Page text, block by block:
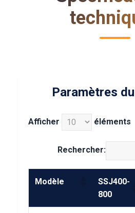
Paramètres
Afficher éléments
Rechercher:
Modèle
SSJ400-
800